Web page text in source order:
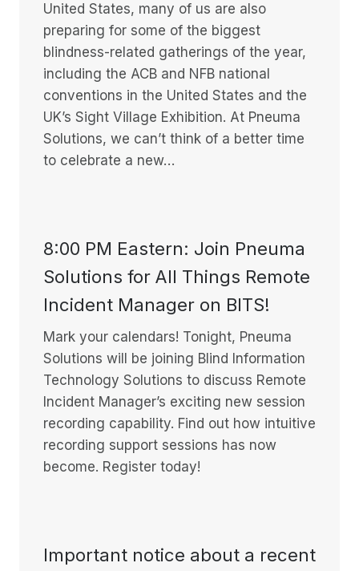
United States, many of us are also
preparing for some of the biggest
blindness-related gatherings of the year,
including the ACB and NFB national
conventions in the United States and the
UK’s Sight Village Exhibition. At Pneuma
Solutions, we can’t think of a better time
to celebrate a new…
8:00 PM Eastern: Join Pneuma
Solutions for All Things Remote
Incident Manager on BITS!
Mark your calendars! Tonight, Pneuma
Solutions will be joining Blind Information
Technology Solutions to discuss Remote
Incident Manager’s exciting new session
recording capability. Find out how intuitive
recording support sessions has now
become. Register today!
Important notice about a recent